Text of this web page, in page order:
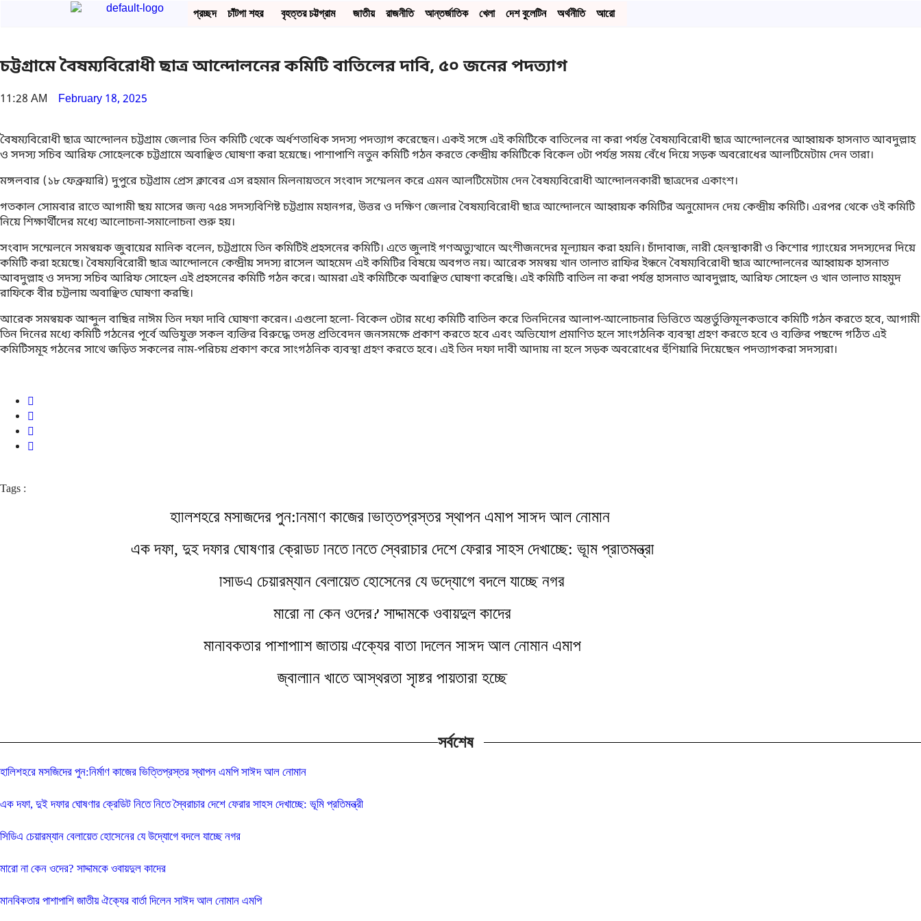
প্রচ্ছদ চাঁটগা শহর বৃহত্তর চট্টগ্রাম জাতীয় রাজনীতি আন্তর্জাতিক খেলা দেশ বুলেটিন অর্থনীতি আরো
চট্টগ্রামে বৈষম্যবিরোধী ছাত্র আন্দোলনের কমিটি বাতিলের দাবি, ৫০ জনের পদত্যাগ
11:28 AM February 18, 2025
বৈষম্যবিরোধী ছাত্র আন্দোলন চট্টগ্রাম জেলার তিন কমিটি থেকে অর্ধশতাধিক সদস্য পদত্যাগ করেছেন। একই সঙ্গে এই কমিটিকে বাতিলের না করা পর্যন্ত বৈষম্যবিরোধী ছাত্র আন্দোলনের আহ্বায়ক হাসনাত আবদুল্লাহ
ও সদস্য সচিব আরিফ সোহেলকে চট্টগ্রামে অবাঞ্ছিত ঘোষণা করা হয়েছে। পাশাপাশি নতুন কমিটি গঠন করতে কেন্দ্রীয় কমিটিকে বিকেল ৩টা পর্যন্ত সময় বেঁধে দিয়ে সড়ক অবরোধের আলটিমেটাম দেন তারা।
মঙ্গলবার (১৮ ফেব্রুয়ারি) দুপুরে চট্টগ্রাম প্রেস ক্লাবের এস রহমান মিলনায়তনে সংবাদ সম্মেলন করে এমন আলটিমেটাম দেন বৈষম্যবিরোধী আন্দোলনকারী ছাত্রদের একাংশ।
গতকাল সোমবার রাতে আগামী ছয় মাসের জন্য ৭৫৪ সদস্যবিশিষ্ট চট্টগ্রাম মহানগর, উত্তর ও দক্ষিণ জেলার বৈষম্যবিরোধী ছাত্র আন্দোলনে আহ্বায়ক কমিটির অনুমোদন দেয় কেন্দ্রীয় কমিটি। এরপর থেকে ওই কমিটি
নিয়ে শিক্ষার্থীদের মধ্যে আলোচনা-সমালোচনা শুরু হয়।
সংবাদ সম্মেলনে সমন্বয়ক জুবায়ের মানিক বলেন, চট্টগ্রামে তিন কমিটিই প্রহসনের কমিটি। এতে জুলাই গণঅভ্যুত্থানে অংশীজনদের মূল্যায়ন করা হয়নি। চাঁদাবাজ, নারী হেনস্থাকারী ও কিশোর গ্যাংয়ের সদস্যদের দিয়ে
কমিটি করা হয়েছে। বৈষম্যবিরোরী ছাত্র আন্দোলনে কেন্দ্রীয় সদস্য রাসেল আহমেদ এই কমিটির বিষয়ে অবগত নয়। আরেক সমন্বয় খান তালাত রাফির ইন্ধনে বৈষম্যবিরোধী ছাত্র আন্দোলনের আহ্বায়ক হাসনাত
আবদুল্লাহ ও সদস্য সচিব আরিফ সোহেল এই প্রহসনের কমিটি গঠন করে। আমরা এই কমিটিকে অবাঞ্ছিত ঘোষণা করেছি। এই কমিটি বাতিল না করা পর্যন্ত হাসনাত আবদুল্লাহ, আরিফ সোহেল ও খান তালাত মাহমুদ
রাফিকে বীর চট্টলায় অবাঞ্ছিত ঘোষণা করছি।
আরেক সমন্বয়ক আব্দুল বাছির নাঈম তিন দফা দাবি ঘোষণা করেন। এগুলো হলো- বিকেল ৩টার মধ্যে কমিটি বাতিল করে তিনদিনের আলাপ-আলোচনার ভিত্তিতে অন্তর্ভুক্তিমূলকভাবে কমিটি গঠন করতে হবে, আগামী
তিন দিনের মধ্যে কমিটি গঠনের পূর্বে অভিযুক্ত সকল ব্যক্তির বিরুদ্ধে তদন্ত প্রতিবেদন জনসমক্ষে প্রকাশ করতে হবে এবং অভিযোগ প্রমাণিত হলে সাংগঠনিক ব্যবস্থা গ্রহণ করতে হবে ও ব্যক্তির পছন্দে গঠিত এই
কমিটিসমূহ গঠনের সাথে জড়িত সকলের নাম-পরিচয় প্রকাশ করে সাংগঠনিক ব্যবস্থা গ্রহণ করতে হবে। এই তিন দফা দাবী আদায় না হলে সড়ক অবরোধের হুঁশিয়ারি দিয়েছেন পদত্যাগকরা সদস্যরা।
Tags :
হালিশহরে মসজিদের পুন:নির্মাণ কাজের ভিত্তিপ্রস্তর স্থাপন এমপি সাঈদ আল নোমান ‎
এক দফা, দুই দফার ঘোষণার ক্রেডিট নিতে নিতে স্বৈরাচার দেশে ফেরার সাহস দেখাচ্ছে: ভূমি প্রতিমন্ত্রী
সিডিএ চেয়ারম্যান বেলায়েত হোসেনের যে উদ্যোগে বদলে যাচ্ছে নগর
মারো না কেন ওদের? সাদ্দামকে ওবায়দুল কাদের
মানবিকতার পাশাপাশি জাতীয় ঐক্যের বার্তা দিলেন সাঈদ আল নোমান এমপি
জ্বালানি খাতে অস্থিরতা সৃষ্টির পাঁয়তারা হচ্ছে
সর্বশেষ
হালিশহরে মসজিদের পুন:নির্মাণ কাজের ভিত্তিপ্রস্তর স্থাপন এমপি সাঈদ আল নোমান ‎
এক দফা, দুই দফার ঘোষণার ক্রেডিট নিতে নিতে স্বৈরাচার দেশে ফেরার সাহস দেখাচ্ছে: ভূমি প্রতিমন্ত্রী
সিডিএ চেয়ারম্যান বেলায়েত হোসেনের যে উদ্যোগে বদলে যাচ্ছে নগর
মারো না কেন ওদের? সাদ্দামকে ওবায়দুল কাদের
মানবিকতার পাশাপাশি জাতীয় ঐক্যের বার্তা দিলেন সাঈদ আল নোমান এমপি